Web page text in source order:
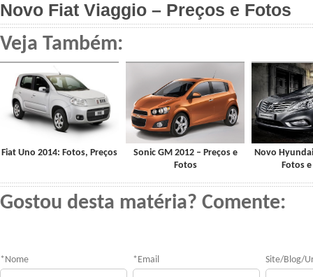
Novo Fiat Viaggio – Preços e Fotos
Veja Também:
Fiat Uno 2014: Fotos, Preços
Sonic GM 2012 – Preços e
Fotos
Novo
Fotos e
Gostou desta matéria? Comente:
* Nome * Email Site/Blog/